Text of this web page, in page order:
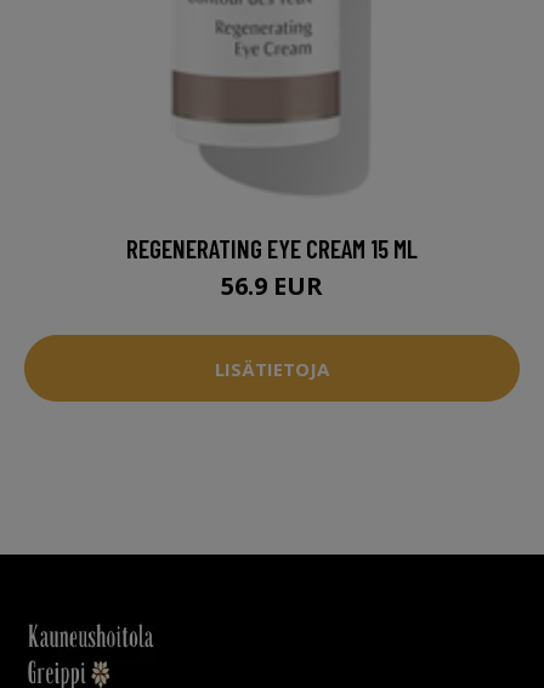
REGENERATING EYE CREAM 15 ML
56.9 EUR
LISÄTIETOJA